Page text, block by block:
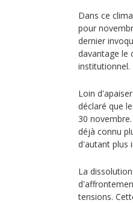
Dans ce
pour
dernier
davantage le
institutionnel.
Loin
déclaré que
30
déjà connu
d'autant plus
La
tensions.